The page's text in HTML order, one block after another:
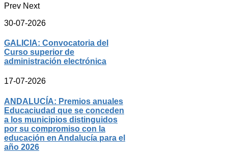
Prev Next
30-07-2026
GALICIA: Convocatoria del
Curso superior de
administración electrónica
17-07-2026
ANDALUCÍA: Premios anuales
Educaciudad que se conceden
a los municipios distinguidos
por su compromiso con la
educación en Andalucía para el
año 2026